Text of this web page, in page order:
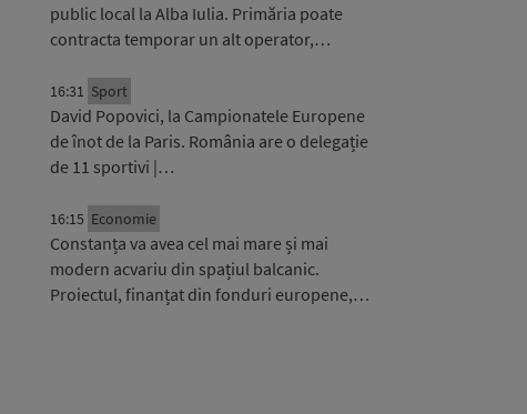
public local la Alba Iulia. Primăria poate
contracta temporar un alt operator,…
16:31 Sport
David Popovici, la Campionatele Europene
de înot de la Paris. România are o delegație
de 11 sportivi |…
16:15 Economie
Constanța va avea cel mai mare și mai
modern acvariu din spațiul balcanic.
Proiectul, finanțat din fonduri europene,…